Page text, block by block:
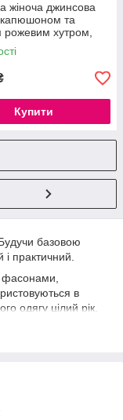
жіноча джинсова
капюшоном та
рожевим хутром,
Купити
базовою
практичний.
фасонами,
в
одягу цілий рік.
власниці не